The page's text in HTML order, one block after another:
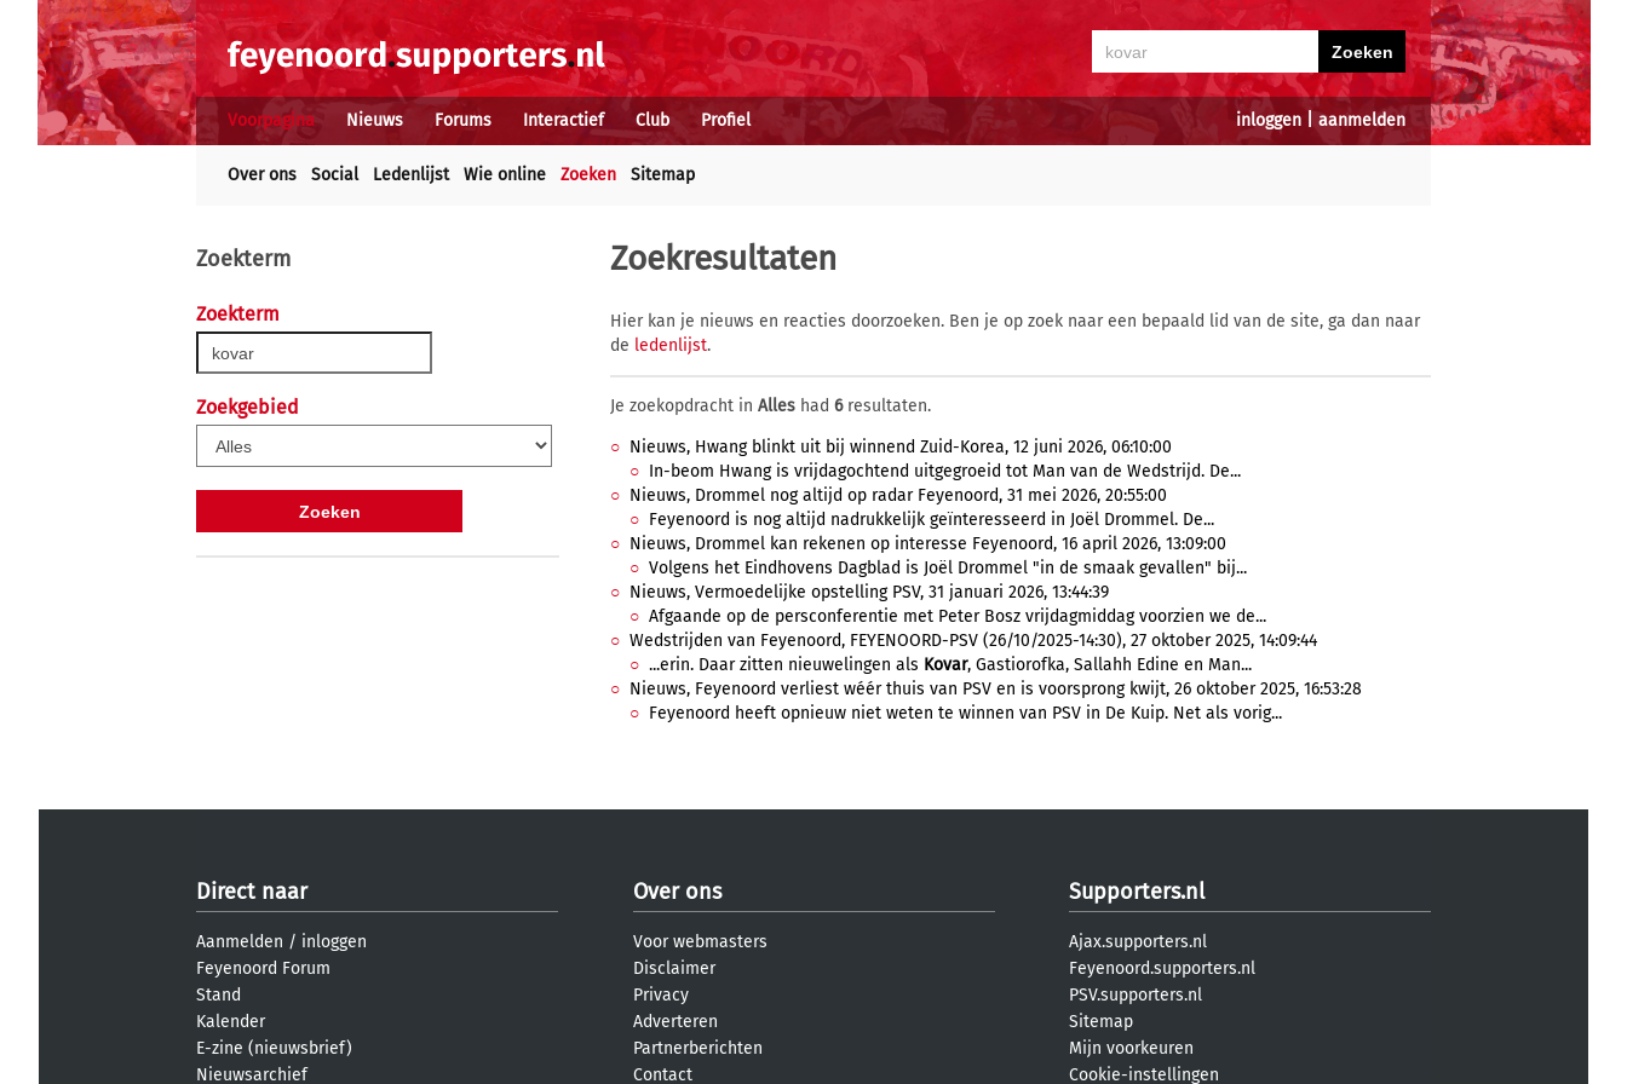
inloggen aanmelden
Voorpagina Nieuws Forums Interactief Club Profiel
Over ons Social Ledenlijst Wie online Zoeken Sitemap
Zoekterm
Zoekterm
Zoekgebied
Zoekresultaten
Hier kan je nieuws en reacties doorzoeken. Ben je op zoek naar een bepaald lid van de site, ga dan naar
de ledenlijst.
Je zoekopdracht in Alles had 6resultaten.
Nieuws, Hwang blinkt uit bij winnend Zuid-Korea, 12 juni 2026, 06:10:00
In-beom Hwang is vrijdagochtend uitgegroeid tot Man van de Wedstrijd. De...
Nieuws, Drommel nog altijd op radar Feyenoord, 31 mei 2026, 20:55:00
Feyenoord is nog altijd nadrukkelijk geïnteresseerd in Joël Drommel. De...
Nieuws, Drommel kan rekenen op interesse Feyenoord, 16 april 2026, 13:09:00
Volgens het Eindhovens Dagblad is Joël Drommel "in de smaak gevallen" bij...
Nieuws, Vermoedelijke opstelling PSV, 31 januari 2026, 13:44:39
Afgaande op de persconferentie met Peter Bosz vrijdagmiddag voorzien we de...
Wedstrijden van Feyenoord, FEYENOORD-PSV (26/10/2025-14:30), 27 oktober 2025, 14:09:44
...erin. Daar zitten nieuwelingen als Kovar, Gastiorofka, Sallahh Edine en Man...
Nieuws, Feyenoord verliest wéér thuis van PSV en is voorsprong kwijt, 26 oktober 2025, 16:53:28
Feyenoord heeft opnieuw niet weten te winnen van PSV in De Kuip. Net als vorig...
Direct naar
Aanmelden / inloggen
Feyenoord Forum
Stand
Kalender
E-zine (nieuwsbrief)
Nieuwsarchief
Over ons
Voor webmasters
Disclaimer
Privacy
Adverteren
Partnerberichten
Contact
Supporters.nl
Ajax.supporters.nl
Feyenoord.supporters.nl
PSV.supporters.nl
Sitemap
Mijn voorkeuren
Cookie-instellingen